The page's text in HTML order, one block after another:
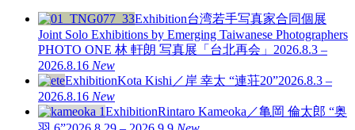
Exhibition台湾若手写真家合同個展
Joint Solo Exhibitions by Emerging Taiwanese Photographers
PHOTO ONE 林 軒朗 写真展「台北再会」 2026.8.3 –
2026.8.16 New
ExhibitionKota Kishi／岸 幸太 “連荘20”2026.8.3 –
2026.8.16 New
ExhibitionRintaro Kameoka／亀岡 倫太郎 “奥